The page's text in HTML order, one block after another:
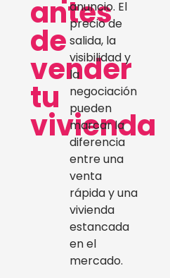
antes
de
vender
tu
vivienda
anuncio. El
precio de
salida, la
visibilidad y
la
negociación
pueden
marcar la
diferencia
entre una
venta
rápida y una
vivienda
estancada
en el
mercado.